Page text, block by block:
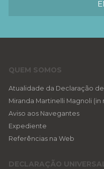
QUEM SOMOS
Atualidade da Declaração de
Miranda Martinelli Magnoli
Aviso aos Navegantes
Expediente
Referências na Web
DECLARAÇÃO